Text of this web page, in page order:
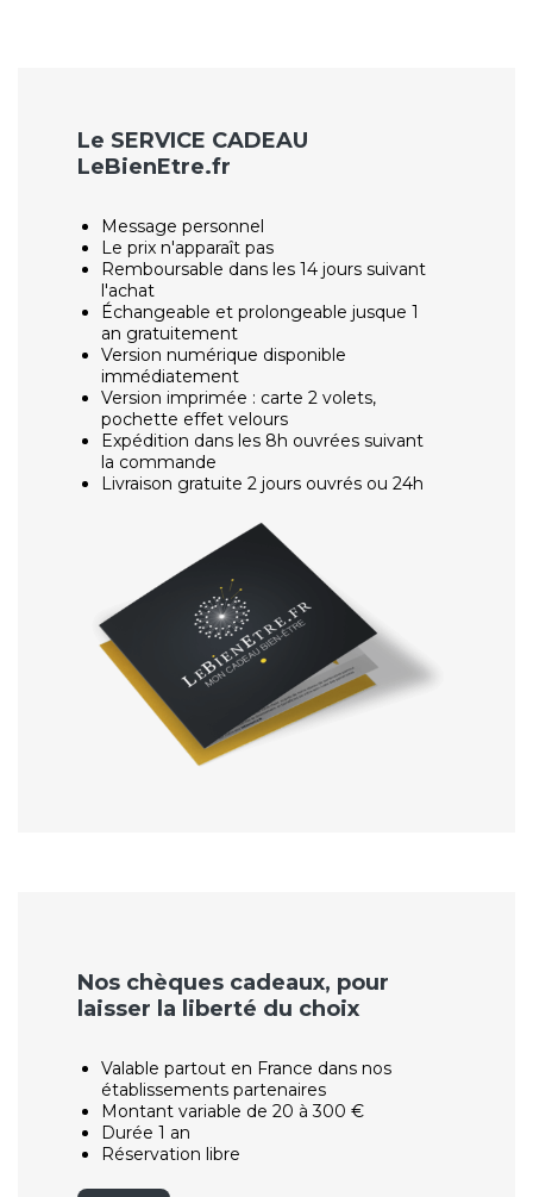
Le SERVICE CADEAU
LeBienEtre.fr
Message personnel
Le prix n'apparaît pas
Remboursable dans les 14 jours suivant
l'achat
Échangeable et prolongeable jusque 1
an gratuitement
Version numérique disponible
immédiatement
Version imprimée : carte 2 volets,
pochette effet velours
Expédition dans les 8h ouvrées suivant
la commande
Livraison gratuite 2 jours ouvrés ou 24h
Nos chèques cadeaux, pour
laisser la liberté du choix
Valable partout en France dans nos
établissements partenaires
Montant variable de 20 à 300 €
Durée 1 an
Réservation libre